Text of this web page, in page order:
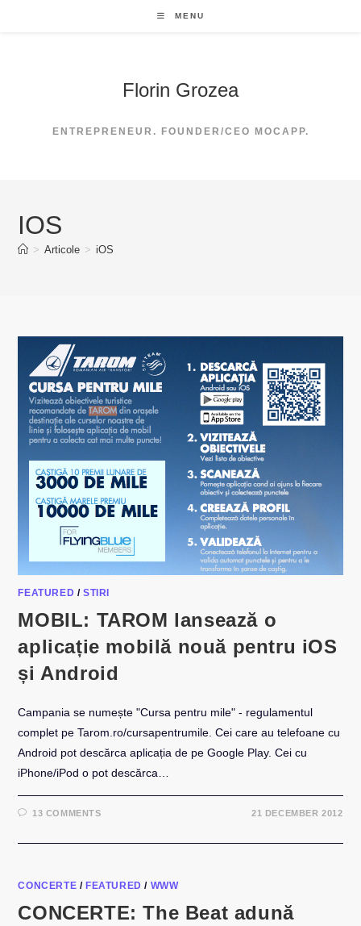
MENU
Florin Grozea
ENTREPRENEUR. FOUNDER/CEO MOCAPP.
IOS
> Articole > iOS
FEATURED /STIRI
MOBIL: TAROM lansează o
aplicație mobilă nouă pentru iOS
și Android
Campania se numește "Cursa pentru mile" - regulamentul
complet pe Tarom.ro/cursapentrumile. Cei care au telefoane cu
Android pot descărca aplicația de pe Google Play. Cei cu
iPhone/iPod o pot descărca…
13 COMMENTS 21 DECEMBER 2012
CONCERTE / FEATURED / WWW
CONCERTE: The Beat adună